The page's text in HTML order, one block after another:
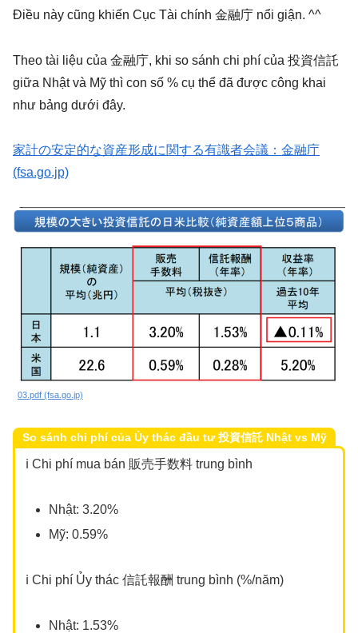
Điều này cũng khiến Cục Tài chính 金融庁 nổi giận. ^^
Theo tài liệu của 金融庁, khi so sánh chi phí của 投資信託
giữa Nhật và Mỹ thì con số % cụ thể đã được công khai
như bảng dưới đây.
家計の安定的な資産形成に関する有識者会議：金融庁
(fsa.go.jp)
03.pdf (fsa.go.jp)
So sánh chi phí của Ủy thác đầu tư 投資信託 Nhật vs Mỹ
ℹ️ Chi phí mua bán 販売手数料 trung bình
Nhật: 3.20%
Mỹ: 0.59%
ℹ️ Chi phí Ủy thác 信託報酬 trung bình (%/năm)
Nhật: 1.53%